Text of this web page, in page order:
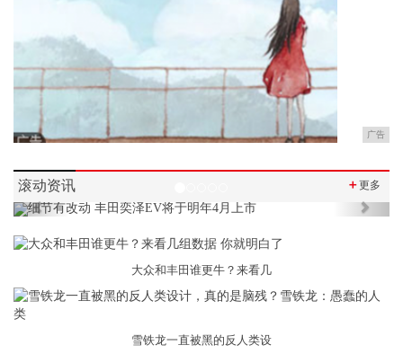
广告
滚动资讯 ＋更多
Previous Next
大众和丰田谁更牛？来看几
雪铁龙一直被黑的反人类设